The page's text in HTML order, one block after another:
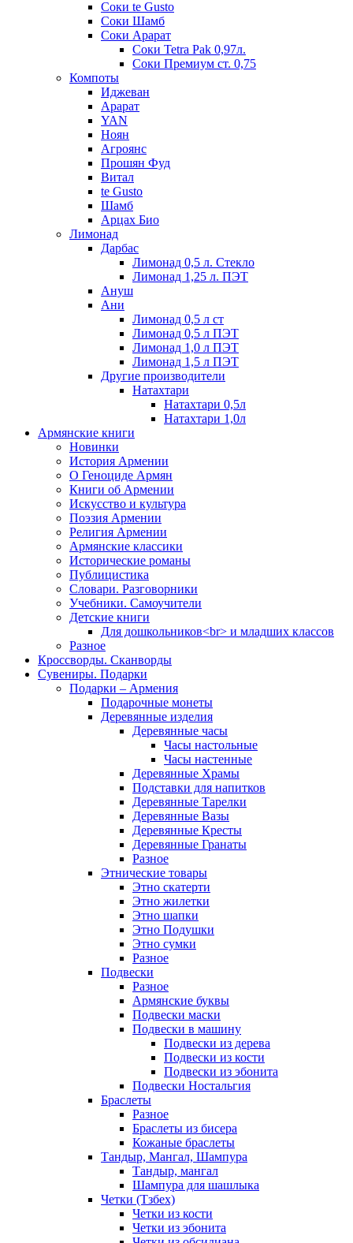
Соки te Gusto
Соки Шамб
Соки Арарат
Соки Tetra Pak 0,97л.
Соки Премиум ст. 0,75
Компоты
Иджеван
Арарат
YAN
Ноян
Агроянс
Прошян Фуд
Витал
te Gusto
Шамб
Арцах Био
Лимонад
Дарбас
Лимонад 0,5 л. Стекло
Лимонад 1,25 л. ПЭТ
Ануш
Ани
Лимонад 0,5 л ст
Лимонад 0,5 л ПЭТ
Лимонад 1,0 л ПЭТ
Лимонад 1,5 л ПЭТ
Другие производители
Натахтари
Натахтари 0,5л
Натахтари 1,0л
Армянские книги
Новинки
История Армении
О Геноциде Армян
Книги об Армении
Иcкусство и культура
Поэзия Армении
Религия Армении
Армянские классики
Исторические романы
Публицистика
Словари. Разговорники
Учебники. Самоучители
Детские книги
Для дошкольников<br> и младших классов
Разное
Кроссворды. Сканворды
Сувениры. Подарки
Подарки – Армения
Подарочные монеты
Деревянные изделия
Деревянные часы
Часы настольные
Часы настенные
Деревянные Храмы
Подставки для напитков
Деревянные Тарелки
Деревянные Вазы
Деревянные Кресты
Деревянные Гранаты
Разное
Этнические товары
Этно скатерти
Этно жилетки
Этно шапки
Этно Подушки
Этно сумки
Разное
Подвески
Разное
Армянские буквы
Подвески маски
Подвески в машину
Подвески из дерева
Подвески из кости
Подвески из эбонита
Подвески Ностальгия
Браслеты
Разное
Браслеты из бисера
Кожаные браслеты
Тандыр, Мангал, Шампура
Тандыр, мангал
Шампура для шашлыка
Четки (Тзбех)
Четки из кости
Четки из эбонита